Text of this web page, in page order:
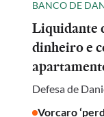
BANCO DE
Liquidante
dinheiro e
Defesa de
Vorcaro